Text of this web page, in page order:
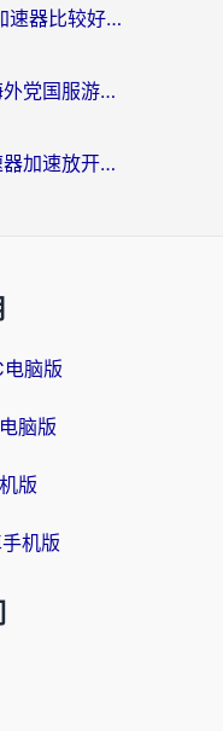
英国玩古剑奇谭OL用什么加速器比较好？留学生亲测有效的国服游戏加速指南
在英国打炉石传说卡吗？海外党国服游戏不卡顿的终极指南
海外党必看！那个手游加速器加速放开那三国3最好？一篇解决国服游戏卡顿难题
脑版
脑版
版
机版